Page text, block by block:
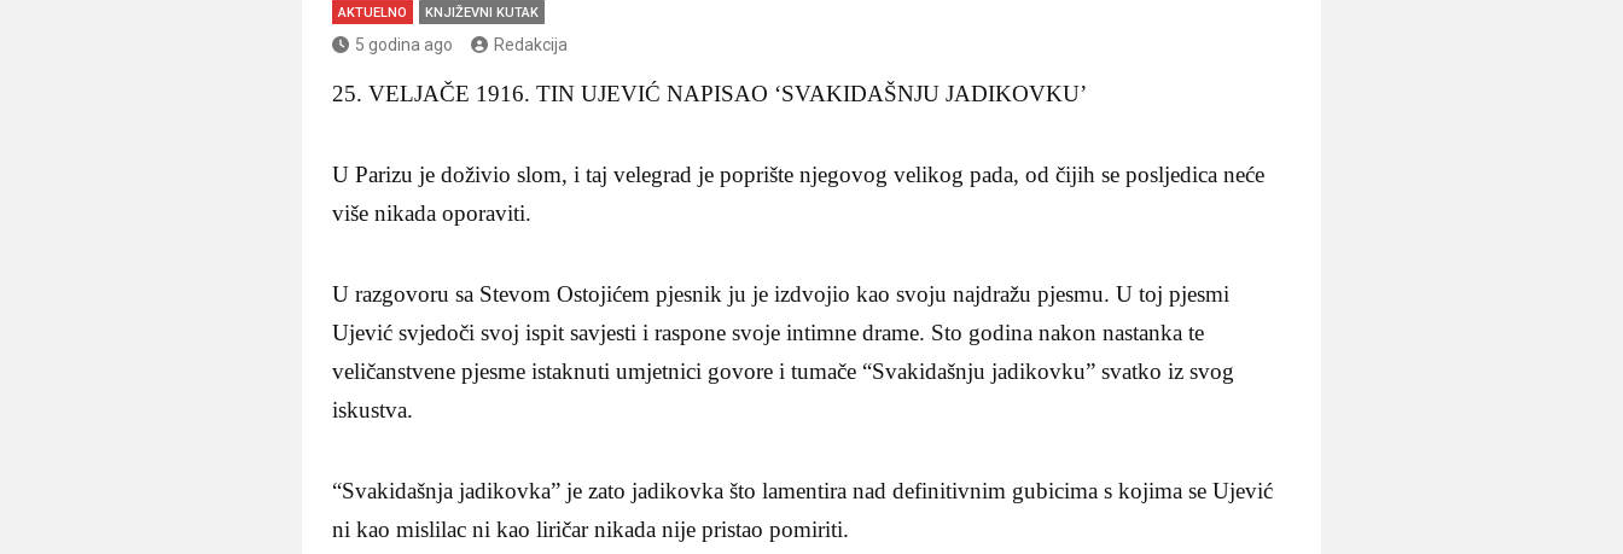
AKTUELNO KNJIŽEVNI KUTAK
5 godina ago Redakcija
25. VELJAČE 1916. TIN UJEVIĆ NAPISAO ‘SVAKIDAŠNJU JADIKOVKU’
U Parizu je doživio slom, i taj velegrad je poprište njegovog velikog pada, od čijih se posljedica neće
više nikada oporaviti.
U razgovoru sa Stevom Ostojićem pjesnik ju je izdvojio kao svoju najdražu pjesmu. U toj pjesmi
Ujević svjedoči svoj ispit savjesti i raspone svoje intimne drame. Sto godina nakon nastanka te
veličanstvene pjesme istaknuti umjetnici govore i tumače “Svakidašnju jadikovku” svatko iz svog
iskustva.
“Svakidašnja jadikovka” je zato jadikovka što lamentira nad definitivnim gubicima s kojima se Ujević
ni kao mislilac ni kao liričar nikada nije pristao pomiriti.